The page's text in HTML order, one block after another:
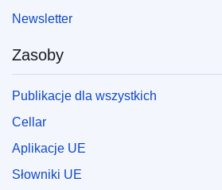
Newsletter
Zasoby
Publikacje dla wszystkich
Cellar
Aplikacje UE
Słowniki UE